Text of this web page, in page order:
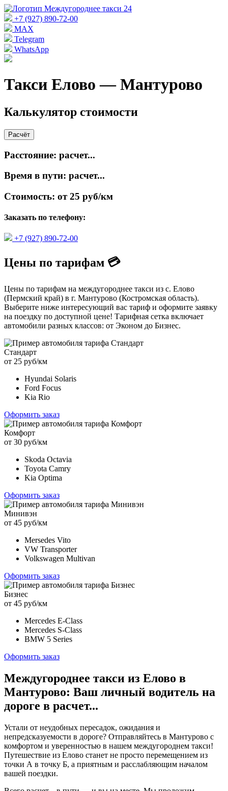
+7 (927) 890-72-00
MAX
Telegram
WhatsApp
Такси Елово — Мантурово
Калькулятор стоимости
Расчёт
Расстояние: расчет...
Время в пути: расчет...
Стоимость: от 25 руб/км
Заказать по телефону:
+7 (927) 890-72-00
Цены по тарифам 💳
Цены по тарифам на междугороднее такси из с. Елово
(Пермский край) в г. Мантурово (Костромская область).
Выберите ниже интересующий вас тариф и оформите заявку
на поездку по доступной цене! Тарифная сетка включает
автомобили разных классов: от Эконом до Бизнес.
Стандарт
от 25 руб/км
Hyundai Solaris
Ford Focus
Kia Rio
Оформить заказ
Комфорт
от 30 руб/км
Skoda Octavia
Toyota Camry
Kia Optima
Оформить заказ
Минивэн
от 45 руб/км
Mersedes Vito
VW Transporter
Volkswagen Multivan
Оформить заказ
Бизнес
от 45 руб/км
Mercedes E-Class
Mercedes S-Class
BMW 5 Series
Оформить заказ
Междугороднее такси из Елово в
Мантурово: Ваш личный водитель на
дороге в расчет...
Устали от неудобных пересадок, ожидания и
непредсказуемости в дороге? Отправляйтесь в Мантурово с
комфортом и уверенностью в нашем междугороднем такси!
Путешествие из Елово станет не просто перемещением из
точки А в точку Б, а приятным и расслабляющим началом
вашей поездки.